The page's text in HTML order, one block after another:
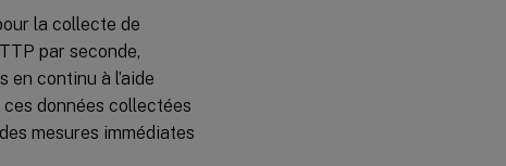
la collecte de
par seconde,
en continu à l’aide
ces données collectées
mesures immédiates